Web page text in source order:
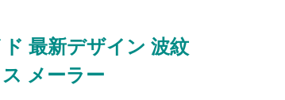
最新デザイン 波紋
メーラー